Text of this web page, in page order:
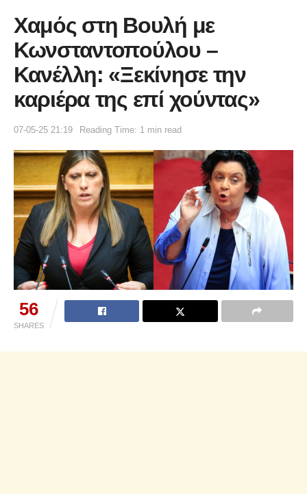
Χαμός στη Βουλή με
Κωνσταντοπούλου –
Κανέλλη: «Ξεκίνησε την
καριέρα της επί χούντας»
07-05-25 21:19 Reading Time: 1 min read
56
SHARES